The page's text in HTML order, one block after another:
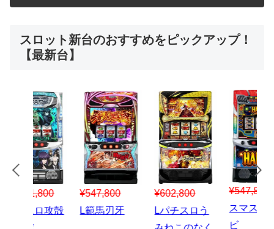
スロット新台のおすすめをピックアップ！
【最新台】
¥547,800
スマスロハナ
¥150,000
スマスロ秘宝
¥1,867,800
Lパチスロ 炎